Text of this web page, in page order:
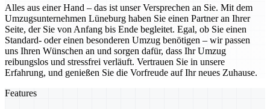
Alles aus einer Hand – das ist unser Versprechen an Sie. Mit dem
Umzugsunternehmen Lüneburg haben Sie einen Partner an Ihrer
Seite, der Sie von Anfang bis Ende begleitet. Egal, ob Sie einen
Standard- oder einen besonderen Umzug benötigen – wir passen
uns Ihren Wünschen an und sorgen dafür, dass Ihr Umzug
reibungslos und stressfrei verläuft. Vertrauen Sie in unsere
Erfahrung, und genießen Sie die Vorfreude auf Ihr neues Zuhause.
Features